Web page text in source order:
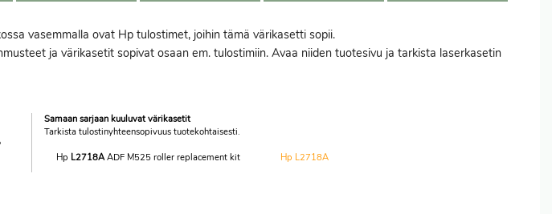
vasemmalla ovat Hp tulostimet, joihin tämä värikasetti sopii.
ja värikasetit sopivat osaan em. tulostimiin. Avaa niiden tuotesivu ja tarkista laserkasetin
Samaan sarjaan kuuluvat värikasetit
Tarkista tulostinyhteensopivuus tuotekohtaisesti.
Hp L2718AADF M525 roller replacement kit Hp L2718A